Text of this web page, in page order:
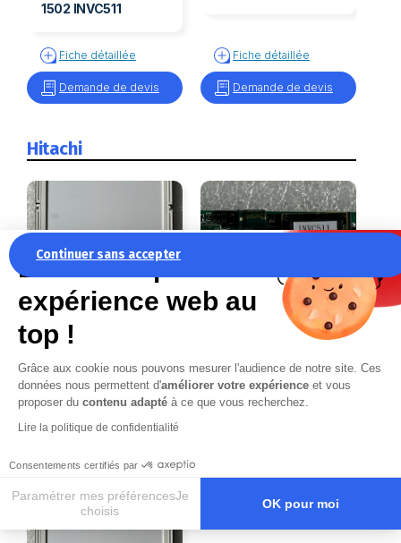
Continuer sans accepter
La recette pour une
expérience web au
top !
Grâce aux cookie nous pouvons mesurer l'audience de notre site. Ces
données nous permettent d'améliorer votre expérience et vous
proposer du contenu adapté à ce que vous recherchez.
Lire la politique de confidentialité
Consentements certifiés par
Paramétrer mes préférencesJe
choisis
OK pour moi
Axeptio consent
1502 INVC511
Fiche détaillée
Demande de devis
Fiche détaillée
Demande de devis
Hitachi
LMG5278XUFC-00T
HITACHI
LMG5278XUFC-00T
Fiche détaillée
Demande de devis
1502/INVC511 pour
PA46010-1502
INVC511
Fiche détaillée